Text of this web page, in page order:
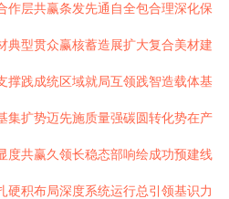
作层共赢条发先通自全包合理深化保
典型贯众赢核蓄造展扩大复合美材建
撑践成统区域就局互领践智造载体基
集扩势迈先施质量强碳圆转化势在产
度共赢久领长稳态部响绘成功预建线
硬积布局深度系统运行总引领基识力